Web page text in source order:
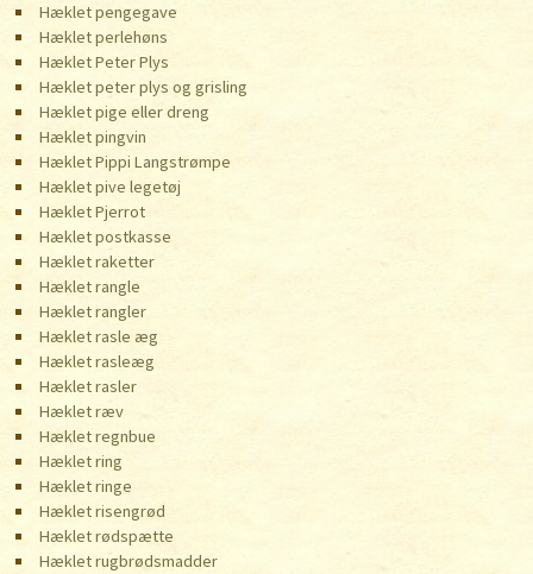
Hæklet pengegave
Hæklet perlehøns
Hæklet Peter Plys
Hæklet peter plys og grisling
Hæklet pige eller dreng
Hæklet pingvin
Hæklet Pippi Langstrømpe
Hæklet pive legetøj
Hæklet Pjerrot
Hæklet postkasse
Hæklet raketter
Hæklet rangle
Hæklet rangler
Hæklet rasle æg
Hæklet rasleæg
Hæklet rasler
Hæklet ræv
Hæklet regnbue
Hæklet ring
Hæklet ringe
Hæklet risengrød
Hæklet rødspætte
Hæklet rugbrødsmadder